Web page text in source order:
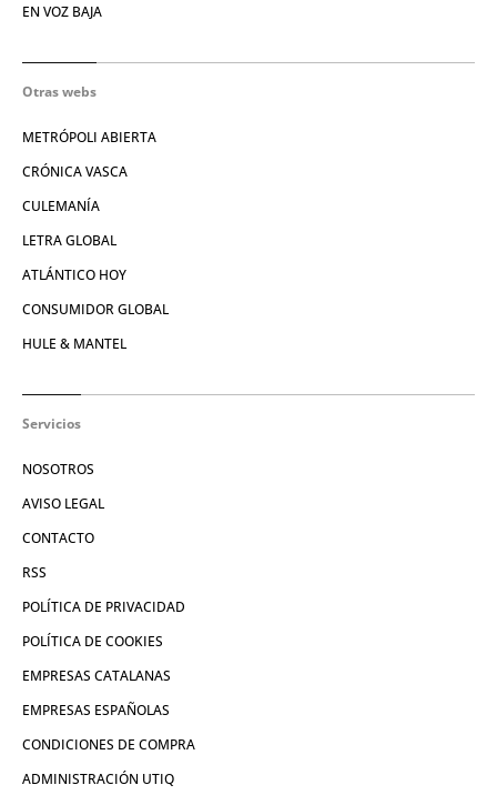
EN VOZ BAJA
Otras webs
METRÓPOLI ABIERTA
CRÓNICA VASCA
CULEMANÍA
LETRA GLOBAL
ATLÁNTICO HOY
CONSUMIDOR GLOBAL
HULE & MANTEL
Servicios
NOSOTROS
AVISO LEGAL
CONTACTO
RSS
POLÍTICA DE PRIVACIDAD
POLÍTICA DE COOKIES
EMPRESAS CATALANAS
EMPRESAS ESPAÑOLAS
CONDICIONES DE COMPRA
ADMINISTRACIÓN UTIQ